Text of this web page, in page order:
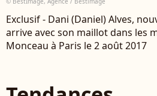
Exclusif - Dani (Daniel) Alves,
arrive avec son maillot dans les
Monceau à Paris le 2 août 2017